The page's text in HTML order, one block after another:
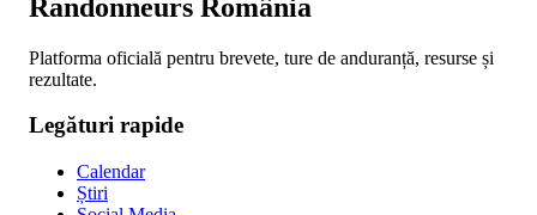
Randonneurs România
Platforma oficială pentru brevete, ture de anduranță, resurse și
rezultate.
Legături rapide
Calendar
Știri